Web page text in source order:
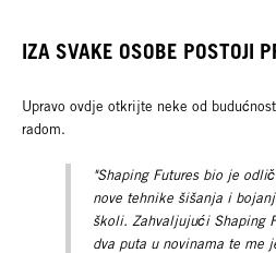
IZA SVAKE OSOBE POSTOJI
Upravo ovdje otkrijte neke od
radom.
"Shaping Futures bio je
nove tehnike šišanja i
školi. Zahvaljujući Shaping
dva puta u novinama te me